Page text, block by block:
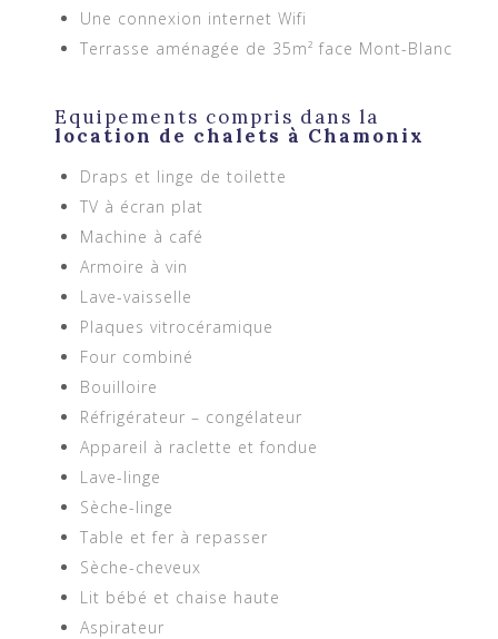
Une connexion internet Wifi
Terrasse aménagée de 35m² face Mont-Blanc
Equipements compris dans la
location de chalets à Chamonix
Draps et linge de toilette
TV à écran plat
Machine à café
Armoire à vin
Lave-vaisselle
Plaques vitrocéramique
Four combiné
Bouilloire
Réfrigérateur – congélateur
Appareil à raclette et fondue
Lave-linge
Sèche-linge
Table et fer à repasser
Sèche-cheveux
Lit bébé et chaise haute
Aspirateur